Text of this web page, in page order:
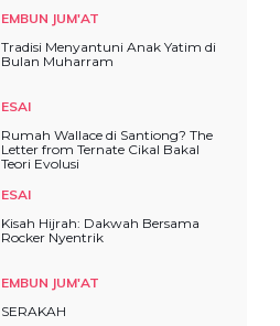
EMBUN JUM'AT
Tradisi Menyantuni Anak Yatim di
Bulan Muharram
ESAI
Rumah Wallace di Santiong? The
Letter from Ternate Cikal Bakal
Teori Evolusi
ESAI
Kisah Hijrah: Dakwah Bersama
Rocker Nyentrik
EMBUN JUM'AT
SERAKAH